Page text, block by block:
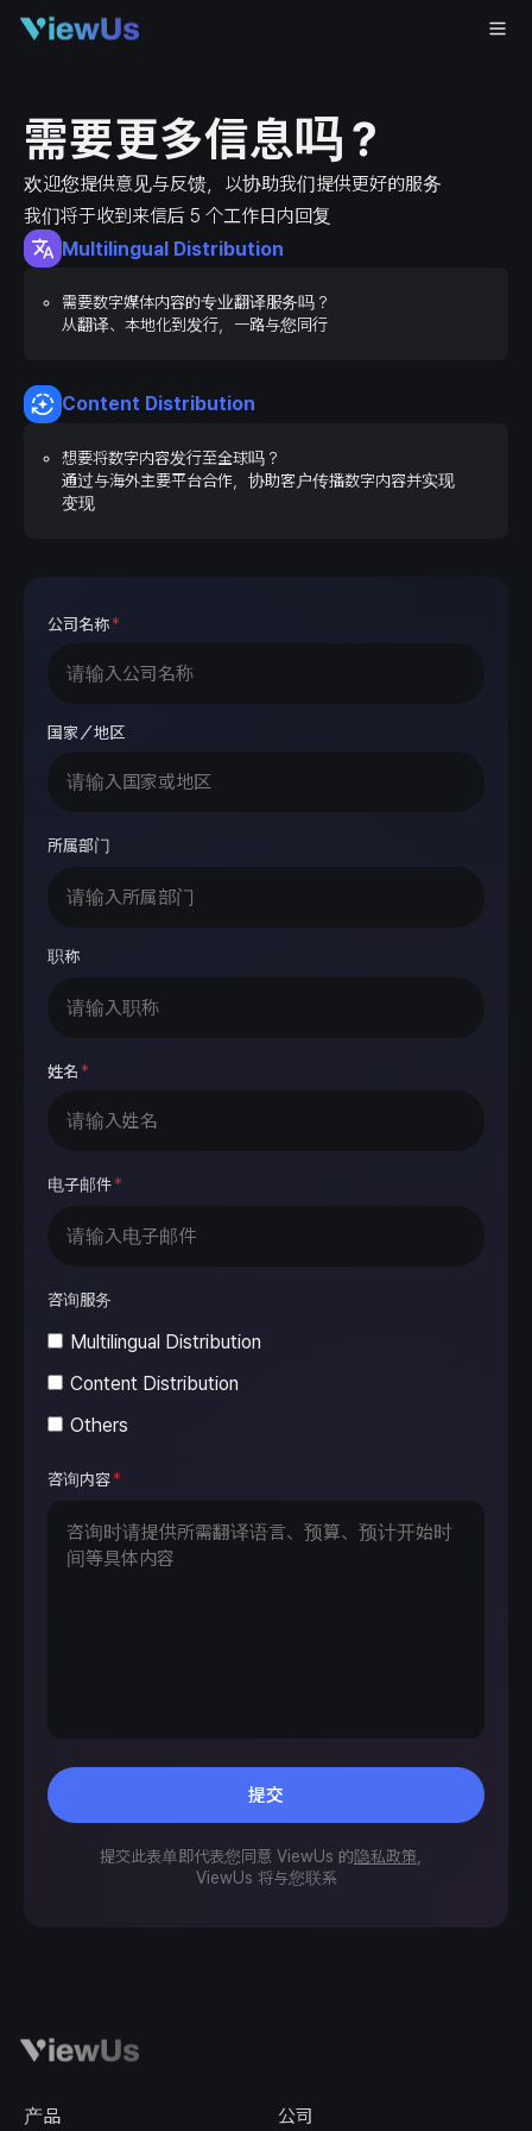
需要更多信息吗？
欢迎您提供意见与反馈，以协助我们提供更好的服务
我们将于收到来信后 5 个工作日内回复
Multilingual Distribution
需要数字媒体内容的专业翻译服务吗？
从翻译、本地化到发行，一路与您同行
Content Distribution
想要将数字内容发行至全球吗？
通过与海外主要平台合作，协助客户传播数字内容并实现
变现
公司名称*
国家／地区
所属部门
职称
姓名*
电子邮件*
咨询服务
Multilingual Distribution
Content Distribution
Others
咨询内容*
提交
提交此表单即代表您同意 ViewUs 的隐私政策
ViewUs 将与您联系
产品 公司